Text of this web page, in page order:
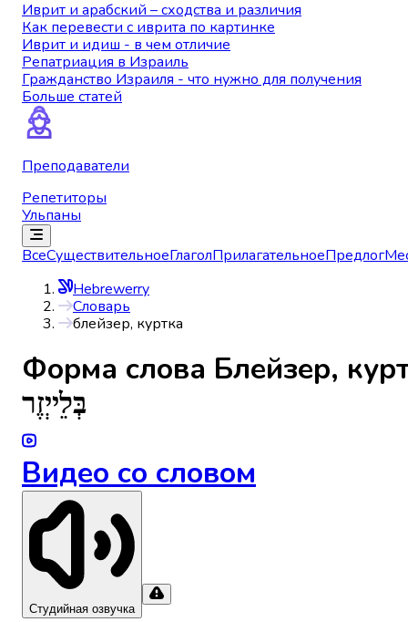
Иврит и арабский – сходства и различия
Как перевести с иврита по картинке
Иврит и идиш - в чем отличие
Репатриация в Израиль
Гражданство Израиля - что нужно для получения
Больше статей
Преподаватели
Репетиторы
Ульпаны
ВсеСуществительноеГлаголПрилагательноеПредлог
Hebrewerry
Словарь
блейзер, куртка
Форма слова Блейзер,
בְּלֵייְזֶר
Видео со словом
Студийная озвучка